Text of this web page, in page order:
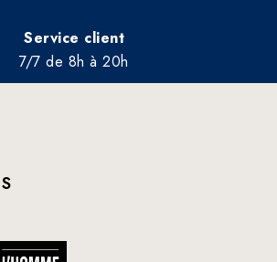
Service client
7/7 de 8h à 20h